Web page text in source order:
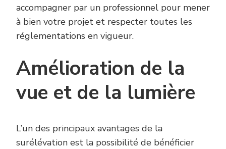
accompagner par un professionnel pour mener
à bien votre projet et respecter toutes les
réglementations en vigueur.
Amélioration de la
vue et de la lumière
L’un des principaux avantages de la
surélévation est la possibilité de bénéficier